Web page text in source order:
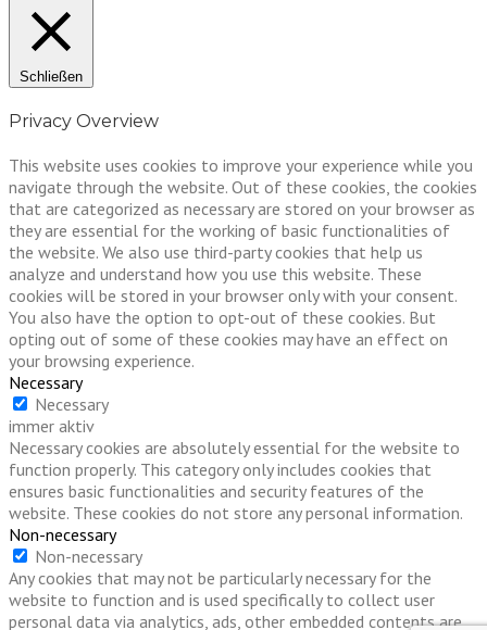
Schließen
Privacy Overview
This website uses cookies to improve your experience while you
navigate through the website. Out of these cookies, the cookies
that are categorized as necessary are stored on your browser as
they are essential for the working of basic functionalities of
the website. We also use third-party cookies that help us
analyze and understand how you use this website. These
cookies will be stored in your browser only with your consent.
You also have the option to opt-out of these cookies. But
opting out of some of these cookies may have an effect on
your browsing experience.
Necessary
Necessary
immer aktiv
Necessary cookies are absolutely essential for the website to
function properly. This category only includes cookies that
ensures basic functionalities and security features of the
website. These cookies do not store any personal information.
Non-necessary
Non-necessary
Any cookies that may not be particularly necessary for the
website to function and is used specifically to collect user
personal data via analytics, ads, other embedded contents are